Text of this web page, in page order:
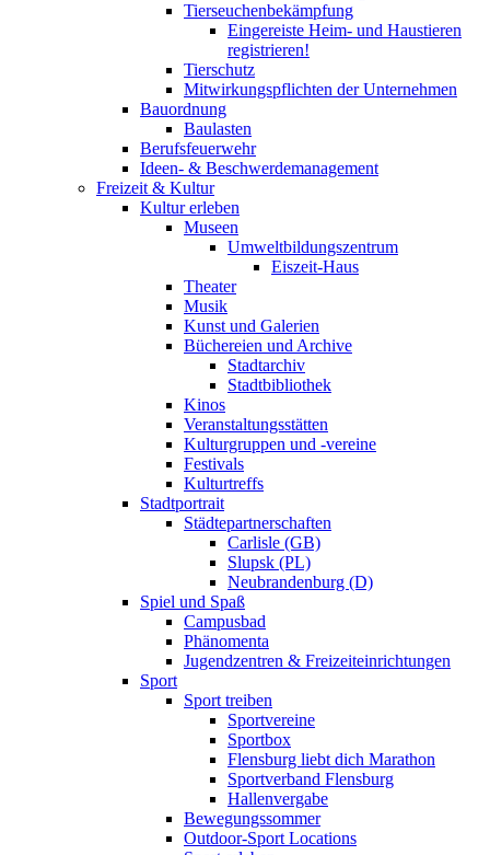
Tierseuchenbekämpfung
Eingereiste Heim- und Haustieren
registrieren!
Tierschutz
Mitwirkungspflichten der Unternehmen
Bauordnung
Baulasten
Berufsfeuerwehr
Ideen- & Beschwerdemanagement
Freizeit & Kultur
Kultur erleben
Museen
Umweltbildungszentrum
Eiszeit-Haus
Theater
Musik
Kunst und Galerien
Büchereien und Archive
Stadtarchiv
Stadtbibliothek
Kinos
Veranstaltungsstätten
Kulturgruppen und -vereine
Festivals
Kulturtreffs
Stadtportrait
Städtepartnerschaften
Carlisle (GB)
Slupsk (PL)
Neubrandenburg (D)
Spiel und Spaß
Campusbad
Phänomenta
Jugendzentren & Freizeiteinrichtungen
Sport
Sport treiben
Sportvereine
Sportbox
Flensburg liebt dich Marathon
Sportverband Flensburg
Hallenvergabe
Bewegungssommer
Outdoor-Sport Locations